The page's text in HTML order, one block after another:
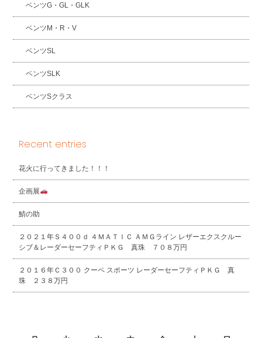
ベンツG・GL・GLK
ベンツM・R・V
ベンツSL
ベンツSLK
ベンツSクラス
Recent entries
花火に行ってきました！！！
企画展
鯖の助
２０２１年Ｓ４００ｄ ４ＭＡＴＩＣ ＡＭＧライン レザーエクスクルー
シブ＆レーダーセーフティＰＫＧ 真珠 ７０８万円
２０１６年Ｃ３００ クーペ スポーツ レーダーセーフティＰＫＧ 真
珠 ２３８万円